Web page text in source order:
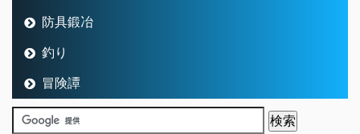
防具鍛冶
釣り
冒険譚